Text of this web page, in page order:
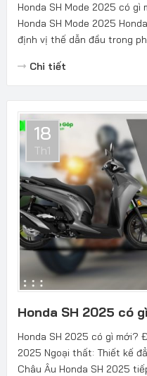
Honda SH Mode 2025 có
Honda SH Mode 2025
định vị thế dẫn đầu trong
Chi tiết
18
Th1
Honda SH 2025 có
Honda SH 2025 có gì mới?
2025 Ngoại thất: Thiết kế
Châu Âu Honda SH 2025